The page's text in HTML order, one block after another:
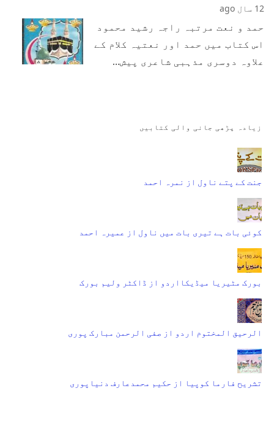
12 سال ago
حمد و نعت مرتبہ راجہ رشید محمود
اس کتاب میں حمد اور نعتیہ کلام کے
علاوہ دوسری مذہبی شاعری پیش…
زیادہ پڑھی جانی والی کتابیں
جنت کے پتے ناول از نمرہ احمد
کوئی بات ہے تیری بات میں ناول از عمیرہ احمد
بورک مٹیریا میڈیکااردو از ڈاکٹر ولیم بورک
الرحیق المختوم اردو از صفی الرحمن مبارک پوری
تشریح فارما کوپیا از حکیم محمدعارف دنیاپوری